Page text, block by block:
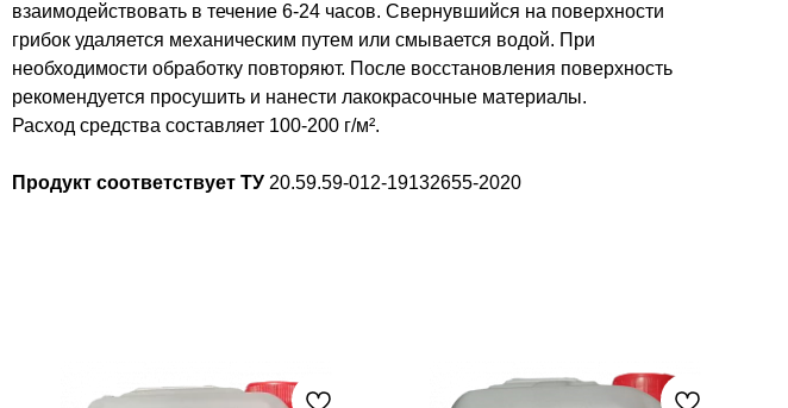
взаимодействовать в течение 6-24 часов. Свернувшийся на поверхности
грибок удаляется механическим путем или смывается водой. При
необходимости обработку повторяют. После восстановления поверхность
рекомендуется просушить и нанести лакокрасочные материалы.
Расход средства составляет 100-200 г/м².
Продукт соответствует ТУ 20.59.59-012-19132655-2020